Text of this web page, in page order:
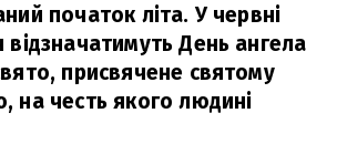
початок літа. У червні
відзначатимуть День ангела
присвячене святому
на честь якого людині